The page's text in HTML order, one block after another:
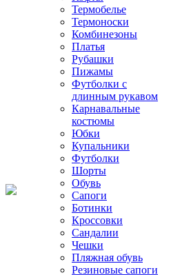
Термобелье
Термоноски
Комбинезоны
Платья
Рубашки
Пижамы
Футболки с
длинным рукавом
Карнавальные
костюмы
Юбки
Купальники
Футболки
Шорты
Обувь
Сапоги
Ботинки
Кроссовки
Сандалии
Чешки
Пляжная обувь
Резиновые сапоги